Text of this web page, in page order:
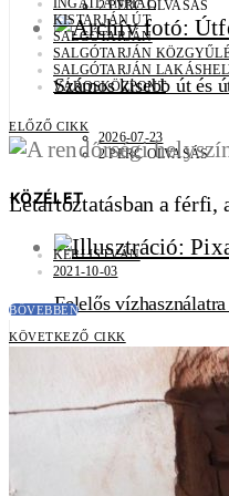
2 PERC OLVASÁS
Számos kisebb út és
2026-07-23
2 PERC OLVASÁS
KÖZÉLET
Felelős
1 PERC OLVASÁS
Árverésre
INGATLANPIAC
KISTARJÁN ÚT
SALGÓTARJÁN
SALGÓTARJÁN
SALGÓTARJÁN
VÁROSKÖZPONT
ELŐZŐ CIKK
Letartóztatásban a férfi,
KÉRI ISTVÁN
2021-10-03
BŐVEBBEN
KÖVETKEZŐ CIKK